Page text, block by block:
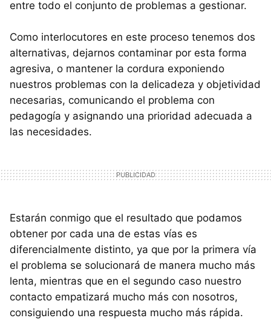
entre todo el conjunto de problemas a gestionar.
Como interlocutores en este proceso tenemos dos
alternativas, dejarnos contaminar por esta forma
agresiva, o mantener la cordura exponiendo
nuestros problemas con la delicadeza y objetividad
necesarias, comunicando el problema con
pedagogía y asignando una prioridad adecuada a
las necesidades.
Estarán conmigo que el resultado que podamos
obtener por cada una de estas vías es
diferencialmente distinto, ya que por la primera vía
el problema se solucionará de manera mucho más
lenta, mientras que en el segundo caso nuestro
contacto empatizará mucho más con nosotros,
consiguiendo una respuesta mucho más rápida.